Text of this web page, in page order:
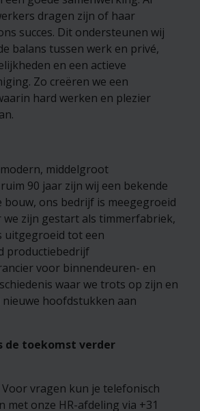
dragen zijn of haar
succes. Dit ondersteunen wij
balans tussen werk en privé,
en een actieve
Zo creëren we een
hard werken en plezier
middelgroot
90 jaar zijn wij een bekende
bouw, ons bedrijf is meegegroeid
we zijn gestart als timmerfabriek,
uitgegroeid tot een
productiebedrijf
voor binnendeuren- en
waar we trots op zijn en
hoofdstukken aan
de toekomst verder
vragen kun je telefonisch
met onze HR-afdeling via +31